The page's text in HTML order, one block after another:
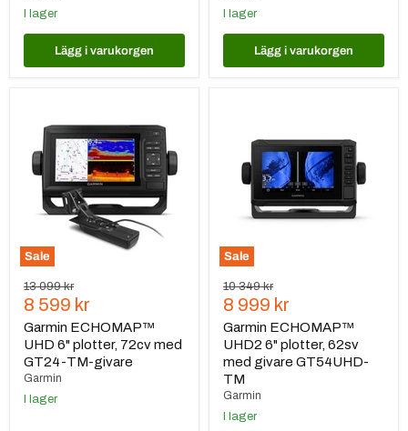
I lager
Lägg i varukorgen
I lager
Lägg i varukorgen
Sale
UHD
plotter,
72cv
med
GT24-
Ursprungspris
13 099 kr
Nuvarande
pris
8 599 kr
Garmin ECHOMAP™
UHD 6" plotter, 72cv med
GT24-TM-givare
Garmin
I lager
Sale
plotter,
62sv
givare
GT54UHD-
Ursprungspris
10 349 kr
Nuvarande
pris
8 999 kr
Garmin ECHOMAP™
UHD2 6" plotter, 62sv
med givare GT54UHD-
TM
Garmin
I lager